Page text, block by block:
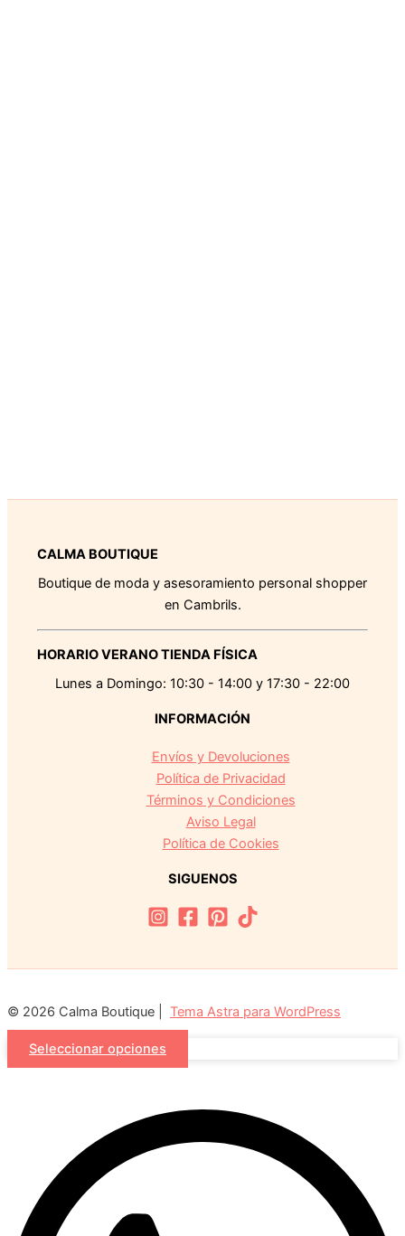
CALMA BOUTIQUE
Boutique de moda y asesoramiento personal shopper
en Cambrils.
HORARIO VERANO TIENDA FÍSICA
Lunes a Domingo: 10:30 - 14:00 y 17:30 - 22:00
INFORMACIÓN
Envíos y Devoluciones
Política de Privacidad
Términos y Condiciones
Aviso Legal
Política de Cookies
SIGUENOS
© 2026 Calma Boutique | Tema Astra para WordPress
Seleccionar opciones